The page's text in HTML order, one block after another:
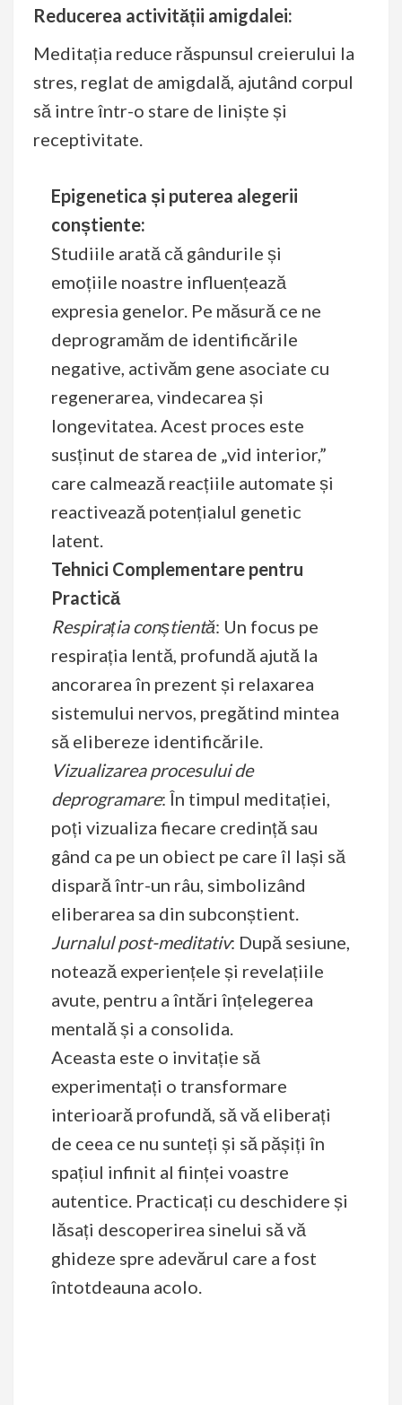
Reducerea activității amigdalei:
Meditația reduce răspunsul creierului la
stres, reglat de amigdală, ajutând corpul
să intre într-o stare de liniște și
receptivitate.
Epigenetica și puterea alegerii
conștiente:
Studiile arată că gândurile și
emoțiile noastre influențează
expresia genelor. Pe măsură ce ne
deprogramăm de identificările
negative, activăm gene asociate cu
regenerarea, vindecarea și
longevitatea. Acest proces este
susținut de starea de „vid interior,”
care calmează reacțiile automate și
reactivează potențialul genetic
latent.
Tehnici Complementare pentru
Practică
Respirația conștientă: Un focus pe
respirația lentă, profundă ajută la
ancorarea în prezent și relaxarea
sistemului nervos, pregătind mintea
să elibereze identificările.
Vizualizarea procesului de
deprogramare: În timpul meditației,
poți vizualiza fiecare credință sau
gând ca pe un obiect pe care îl lași să
dispară într-un râu, simbolizând
eliberarea sa din subconștient.
Jurnalul post-meditativ: După sesiune,
notează experiențele și revelațiile
avute, pentru a întări înțelegerea
mentală și a consolida.
Aceasta este o invitație să
experimentați o transformare
interioară profundă, să vă eliberați
de ceea ce nu sunteți și să pășiți în
spațiul infinit al ființei voastre
autentice. Practicați cu deschidere și
lăsați descoperirea sinelui să vă
ghideze spre adevărul care a fost
întotdeauna acolo.